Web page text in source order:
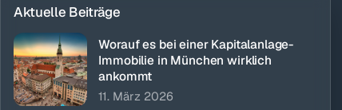
Aktuelle Beiträge
Worauf es bei einer Kapitalanlage-
Immobilie in München wirklich
ankommt
11. März 2026